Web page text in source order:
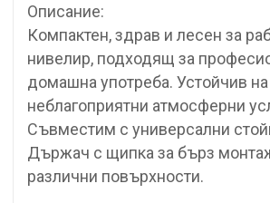
Описание:
Компактен, здрав и лесен за
нивелир, подходящ за
домашна употреба. Устойчив
неблагоприятни атмосферни
Съвместим с универсални
Държач с щипка за бърз
различни повърхности.